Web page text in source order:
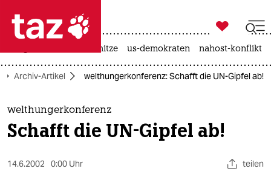
 taz zahl ich
taz zahl ich
themen
politik
öko

taz zahl ich
hitze us-demokraten nahost-konflikt
Archiv-Artikel welthungerkonferenz: Schafft die UN-Gipfel ab!
welthungerkonferenz
Schafft die UN-Gipfel ab!
14.6.2002 0:00 Uhr teilen